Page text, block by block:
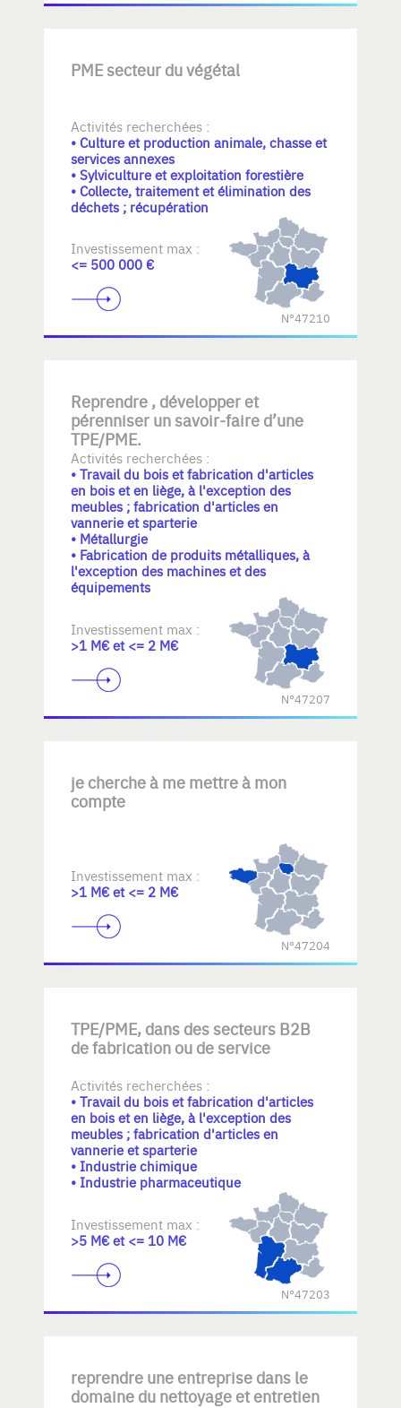
PME secteur du végétal
Activités recherchées :
• Culture et production animale, chasse et
services annexes
• Sylviculture et exploitation forestière
• Collecte, traitement et élimination des
déchets ; récupération
Investissement max :
<= 500 000 €
N°47210
Reprendre , développer et
pérenniser un savoir-faire d’une
TPE/PME.
Activités recherchées :
• Travail du bois et fabrication d'articles
en bois et en liège, à l'exception des
meubles ; fabrication d'articles en
vannerie et sparterie
• Métallurgie
• Fabrication de produits métalliques, à
l'exception des machines et des
équipements
Investissement max :
>1 M€ et <= 2 M€
N°47207
je cherche à me mettre à mon
compte
Investissement max :
>1 M€ et <= 2 M€
N°47204
TPE/PME, dans des secteurs B2B
de fabrication ou de service
Activités recherchées :
• Travail du bois et fabrication d'articles
en bois et en liège, à l'exception des
meubles ; fabrication d'articles en
vannerie et sparterie
• Industrie chimique
• Industrie pharmaceutique
Investissement max :
>5 M€ et <= 10 M€
N°47203
reprendre une entreprise dans le
domaine du nettoyage et entretien